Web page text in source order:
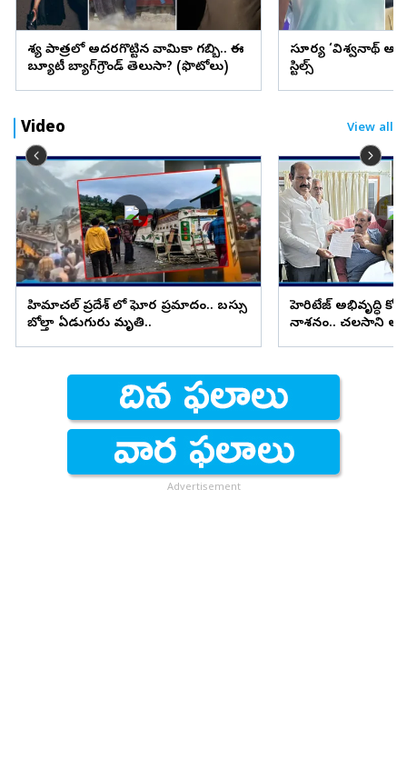
వేశ్య పాత్రలో అదరగొట్టిన వామికా గబ్బి.. ఈ
బ్యూటీ బ్యాగ్‌గ్రౌండ్‌ తెలుసా? (ఫొటోలు)
సూర్య ‘విశ్వనాథ్
స్టిల్స్
Video View all
హిమాచల్ ప్రదేశ్ లో ఘోర ప్రమాదం.. బస్సు
బోల్తా ఏడుగురు మృతి..
హెరిటేజ్ అభివృద్ధి
నాశనం.. చలసాని
Advertisement